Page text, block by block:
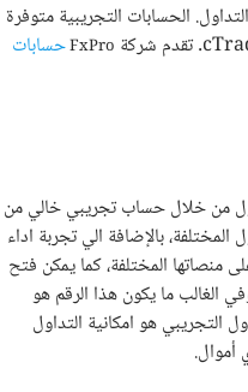
الحسابات التجريبية متوفرة
FxProحسابات
من خلال حساب تجريبي خالي من
بالإضافة الي تجربة اداء
منصاتها المختلفة، كما يمكن فتح
الغالب ما يكون هذا الرقم هو
التجريبي هو امكانية التداول
أموال.